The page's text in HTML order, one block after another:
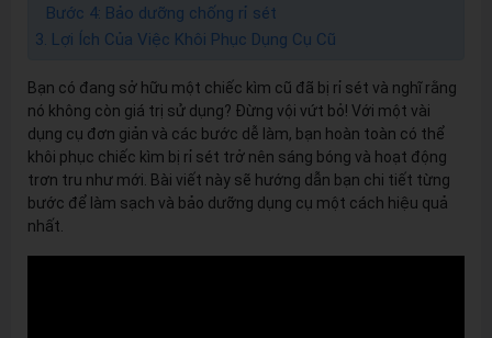
Bước 4: Bảo dưỡng chống rỉ sét
3. Lợi Ích Của Việc Khôi Phục Dụng Cụ Cũ
Bạn có đang sở hữu một chiếc kìm cũ đã bị rỉ sét và nghĩ rằng
nó không còn giá trị sử dụng? Đừng vội vứt bỏ! Với một vài
dụng cụ đơn giản và các bước dễ làm, bạn hoàn toàn có thể
khôi phục chiếc kìm bị rỉ sét trở nên sáng bóng và hoạt động
trơn tru như mới. Bài viết này sẽ hướng dẫn bạn chi tiết từng
bước để làm sạch và bảo dưỡng dụng cụ một cách hiệu quả
nhất.